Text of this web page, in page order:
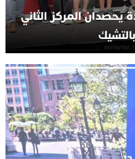
يحصدان المركز الثاني